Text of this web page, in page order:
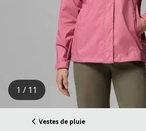
1 / 11
Vestes de pluie